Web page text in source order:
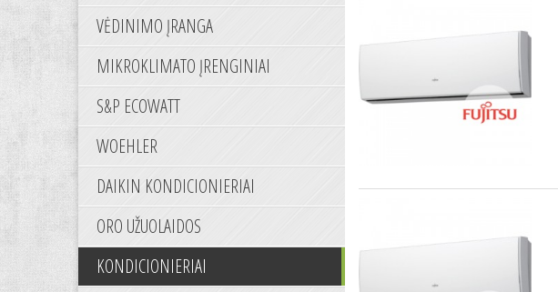
VĖDINIMO ĮRANGA
MIKROKLIMATO ĮRENGINIAI
S&P ECOWATT
WOEHLER
DAIKIN KONDICIONIERIAI
ORO UŽUOLAIDOS
KONDICIONIERIAI